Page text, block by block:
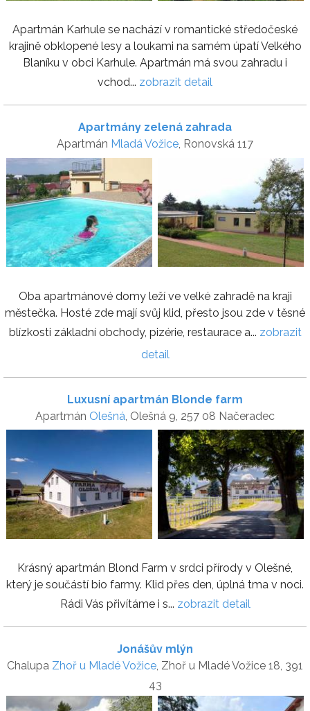
Apartmán Karhule se nachází v romantické středočeské
krajině obklopené lesy a loukami na samém úpatí Velkého
Blaníku v obci Karhule. Apartmán má svou zahradu i
vchod... zobrazit detail
Apartmány zelená zahrada
Apartmán Mladá Vožice, Ronovská 117
Oba apartmánové domy leží ve velké zahradě na kraji
městečka. Hosté zde mají svůj klid, přesto jsou zde v těsné
blízkosti základní obchody, pizérie, restaurace a... zobrazit
detail
Luxusní apartmán Blonde farm
Apartmán Olešná , Olešná 9, 257 08 Načeradec
Krásný apartmán Blond Farm v srdci přírody v Olešné,
který je součástí bio farmy. Klid přes den, úplná tma v noci.
Rádi Vás přivítáme i s... zobrazit detail
Jonášův mlýn
Chalupa Zhoř u Mladé Vožice, Zhoř u Mladé Vožice 18, 391
43